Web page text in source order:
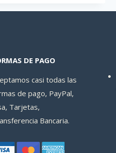
DE PAGO
casi todas las
de pago, PayPal,
Tarjetas,
Bancaria.